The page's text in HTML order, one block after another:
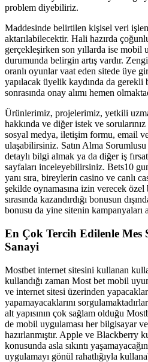
problem diyebiliriz.
Maddesinde belirtilen kişisel veri
aktarılabilecektir. Hali hazırda
gerçekleşirken son yıllarda ise mobil
durumunda belirgin artış vardır.
oranlı oyunlar vaat eden sitede üye
yapılacak üyelik kaydında da
sonrasında onay alımı hemen
Ürünlerimiz, projelerimiz, yetkili
hakkında ve diğer istek ve
sosyal medya, iletişim formu, email
ulaşabilirsiniz. Satın Alma
detaylı bilgi almak ya da diğer iş
sayfaları inceleyebilirsiniz. Bets10
yanı sıra, bireylerin casino ve canlı
şekilde oynamasına izin verecek
sırasında kazandırdığı bonusun
bonusu da yine sitenin kampanyaları
En Çok Tercih Edilenle Mes
Sanayi
Mostbet internet sitesini kullanan
kullandığı zaman Most bet mobil
ve internet sitesi üzerinden
yapamayacaklarını
alt yapısının çok sağlam olduğu
de mobil uygulaması her bilgisayar
hazırlanmıştır. Apple ve Blackberry
konusunda asla sıkıntı
uygulamayı gönül rahatlığıyla